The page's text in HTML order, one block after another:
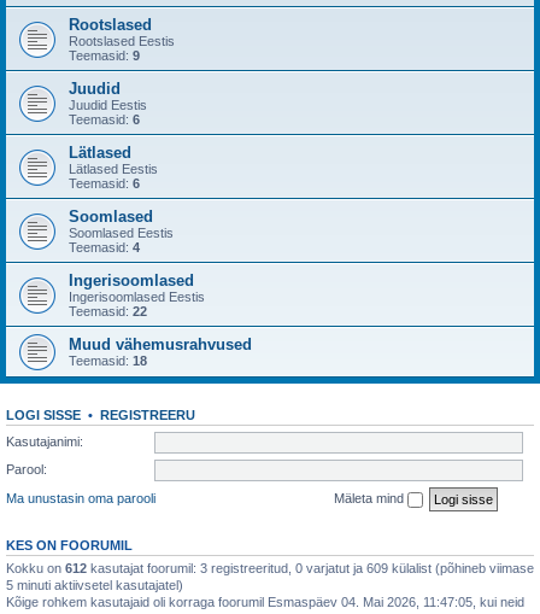
Rootslased
Rootslased Eestis
Teemasid: 9
Juudid
Juudid Eestis
Teemasid: 6
Lätlased
Lätlased Eestis
Teemasid: 6
Soomlased
Soomlased Eestis
Teemasid: 4
Ingerisoomlased
Ingerisoomlased Eestis
Teemasid: 22
Muud vähemusrahvused
Teemasid: 18
LOGI SISSE • REGISTREERU
Kasutajanimi:
Parool:
Ma unustasin oma parooli
Mäleta mind
KES ON FOORUMIL
Kokku on 612 kasutajat foorumil: 3 registreeritud, 0 varjatut ja 609 külalist (põhineb viimase
5 minuti aktiivsetel kasutajatel)
Kõige rohkem kasutajaid oli korraga foorumil Esmaspäev 04. Mai 2026, 11:47:05, kui neid